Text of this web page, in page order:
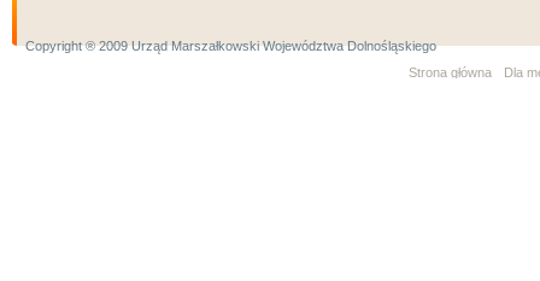
Copyright ® 2009 Urząd Marszałkowski Województwa Dolnośląskiego
Strona główna
Dla